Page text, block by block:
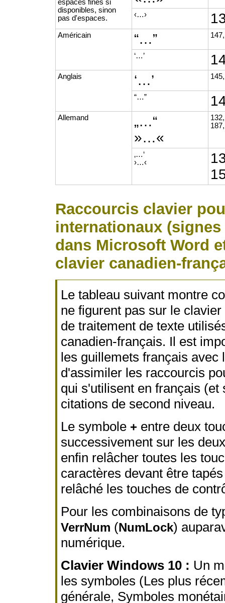
espaces fines si
disponibles, sinon
pas d'espaces.
‹…›
Américain “…”
‘…’
Anglais ‘…’
“…”
Allemand
„…“
»…«
‚…‘
›…‹
Raccourcis clavier
internationaux
dans Microsoft Word
clavier canadien-
Le tableau suivant montre
ne figurent pas sur le
de traitement de texte
canadien-français. Il est
les guillemets français avec
d'assimiler les raccourcis
qui s'utilisent en français
citations de second niveau.
Le symbole + entre deux
successivement sur les
enfin relâcher toutes les
caractères devant être
relâché les touches de
Pour les combinaisons de
VerrNum (NumLock)
numérique.
Clavier Windows 10 : Un
les symboles (Les plus
générale, Symboles